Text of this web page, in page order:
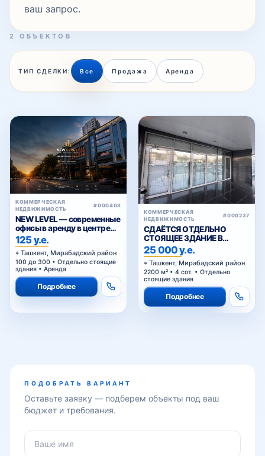
Саракуль
Таллимаржон
Тараккиёт
Тараса Шевченко
Фидокор
Фуркат
ваш запрос.
2 ОБЪЕКТОВ
ТИП СДЕЛКИ: Все Продажа Аренда
КОММЕРЧЕСКАЯ
НЕДВИЖИМОСТЬ
#000408
NEW LEVEL — современные
офисы в аренду в центре
Ташкента от 25 уе за м²
125 у.е.
Ташкент, Мирабадский район
100 до 300 • Отдельно стоящие
здания • Аренда
Подробнее
КОММЕРЧЕСКАЯ
НЕДВИЖИМОСТЬ
#000237
СДАЁТСЯ ОТДЕЛЬНО
СТОЯЩЕЕ ЗДАНИЕ В
АРЕНДУ В МИРАБАДСКОМ
РАЙОНЕ
25 000 у.е.
Ташкент, Мирабадский район
2200 м² • 4 сот. • Отдельно
стоящие здания
Подробнее
ПОДОБРАТЬ ВАРИАНТ
Оставьте заявку — подберем объекты под ваш
бюджет и требования.